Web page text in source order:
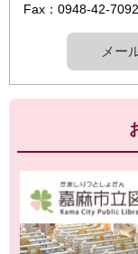
Fax：0948-42-7092
メー